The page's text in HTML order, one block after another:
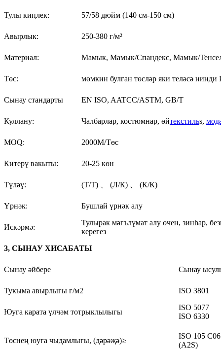
Тулы киңлек: 57/58 дюйм (140 см-150 см)
Авырлык: 250-380 г/м²
Материал: Мамык, Мамык/Спандекс, Мамык/
Төс: мөмкин булган төсләр яки теләсә нинди
Сынау стандарты EN ISO, AATCC/ASTM, GB/T
Куллану: Чалбарлар, костюмнар, өйтекстильs,
MOQ: 2000M/Төс
Китерү вакыты: 20-25 көн
Түләү: (Т/Т) 、 (Л/К) 、 (К/К)
Үрнәк: Бушлай үрнәк алу
Искәрмә:
Тулырак мәгълүмат алу өчен, зинһар,
керегез
3, СЫНАУ ХИСАБАТЫ
Сынау әйбере Сынау
Тукыма авырлыгы г/м2 ISO 3801
Юуга карата үлчәм тотрыклылыгы
ISO 5077
ISO 6330
Төснең юуга чыдамлыгы, (дәрәҗә)≥
ISO 105 C06
(A2S)